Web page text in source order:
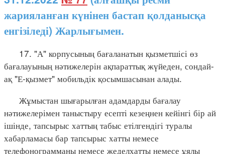
жарияланған күнінен бастап қолданысқа
енгізіледі) Жарлығымен.
17. "А" корпусының бағаланатын қызметшісі өз
бағалауының нәтижелерін ақпараттық жүйеден, сондай-
ақ "Е-қызмет" мобильдік қосымшасынан алады.
Жұмыстан шығарылған адамдарды бағалау
нәтижелерімен таныстыру есепті кезеңнен кейінгі бір ай
ішінде, тапсырыс хаттың табыс етілгендігі туралы
хабарламасы бар тапсырыс хатты немесе
телефонограмманы немесе жеделхатты немесе ұялы